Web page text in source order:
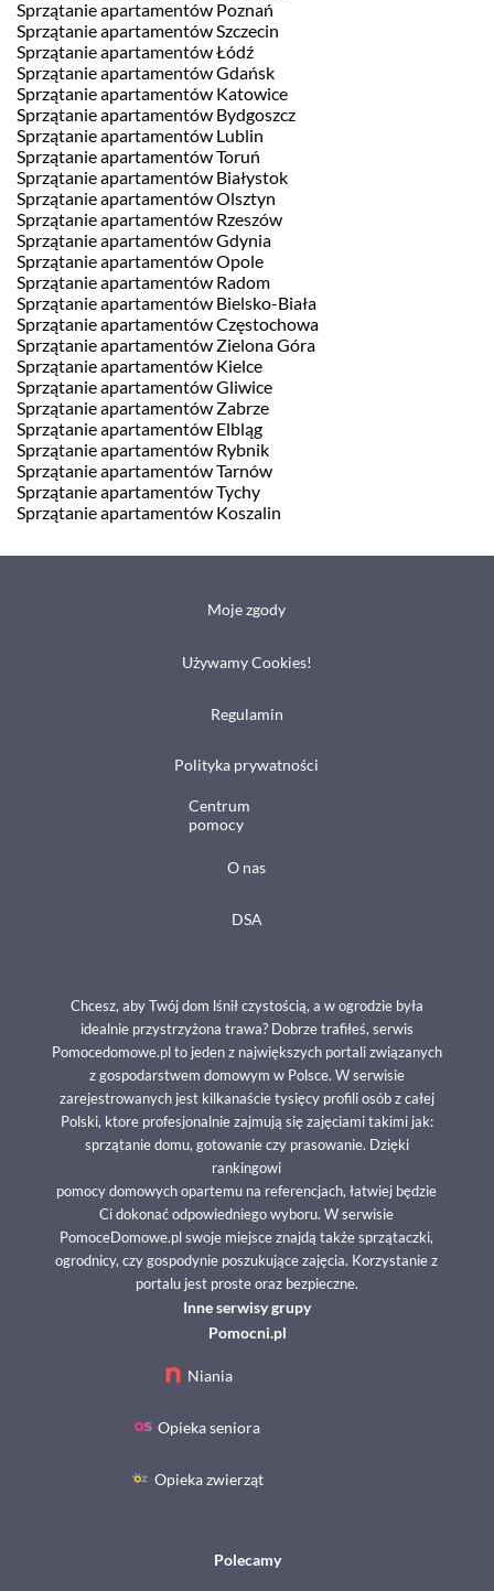
Sprzątanie apartamentów Poznań
Sprzątanie apartamentów Szczecin
Sprzątanie apartamentów Łódź
Sprzątanie apartamentów Gdańsk
Sprzątanie apartamentów Katowice
Sprzątanie apartamentów Bydgoszcz
Sprzątanie apartamentów Lublin
Sprzątanie apartamentów Toruń
Sprzątanie apartamentów Białystok
Sprzątanie apartamentów Olsztyn
Sprzątanie apartamentów Rzeszów
Sprzątanie apartamentów Gdynia
Sprzątanie apartamentów Opole
Sprzątanie apartamentów Radom
Sprzątanie apartamentów Bielsko-Biała
Sprzątanie apartamentów Częstochowa
Sprzątanie apartamentów Zielona Góra
Sprzątanie apartamentów Kielce
Sprzątanie apartamentów Gliwice
Sprzątanie apartamentów Zabrze
Sprzątanie apartamentów Elbląg
Sprzątanie apartamentów Rybnik
Sprzątanie apartamentów Tarnów
Sprzątanie apartamentów Tychy
Sprzątanie apartamentów Koszalin
Moje zgody
Używamy Cookies!
Regulamin
Polityka prywatności
Centrum
pomocy
O nas
DSA
Chcesz, aby Twój dom lśnił czystością, a w ogrodzie była
idealnie przystrzyżona trawa? Dobrze trafiłeś, serwis
Pomocedomowe.pl to jeden z największych portali związanych
z gospodarstwem domowym w Polsce. W serwisie
zarejestrowanych jest kilkanaście tysięcy profili osób z całej
Polski, ktore profesjonalnie zajmują się zajęciami takimi jak:
sprzątanie domu, gotowanie czy prasowanie. Dzięki
rankingowi
pomocy domowych opartemu na referencjach, łatwiej będzie
Ci dokonać odpowiedniego wyboru. W serwisie
PomoceDomowe.pl swoje miejsce znajdą także sprzątaczki,
ogrodnicy, czy gospodynie poszukujące zajęcia. Korzystanie z
portalu jest proste oraz bezpieczne.
Niania
Opieka seniora
Opieka zwierząt
Inne serwisy grupy
Pomocni.pl
Polecamy